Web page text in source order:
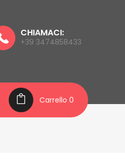
CHIAMACI:
+39 3474858433
Carrello 0